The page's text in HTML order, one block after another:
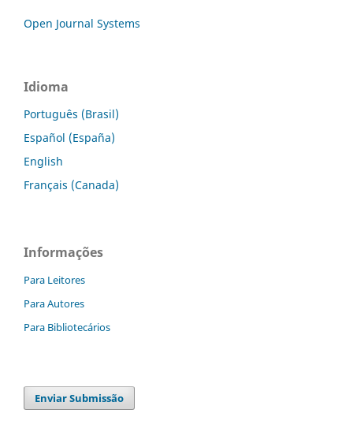
Open Journal Systems
Idioma
Português (Brasil)
Español (España)
English
Français (Canada)
Informações
Para Leitores
Para Autores
Para Bibliotecários
Enviar Submissão